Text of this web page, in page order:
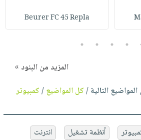
Beurer FC 45 Repla
2
3
4
5
المزيد من البنود »
التالية /كل المواضيع/كمبيوتر
أنظمة تشغيل
انترنت